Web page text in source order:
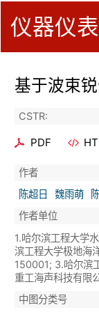
仪器仪
基于波束
CSTR:
PDF
作者
陈超日
魏雨萌
作者单位
1.哈尔滨工程大学
滨工程大学极地海
150001; 3.哈尔滨
重工海声科技有限
中图分类号